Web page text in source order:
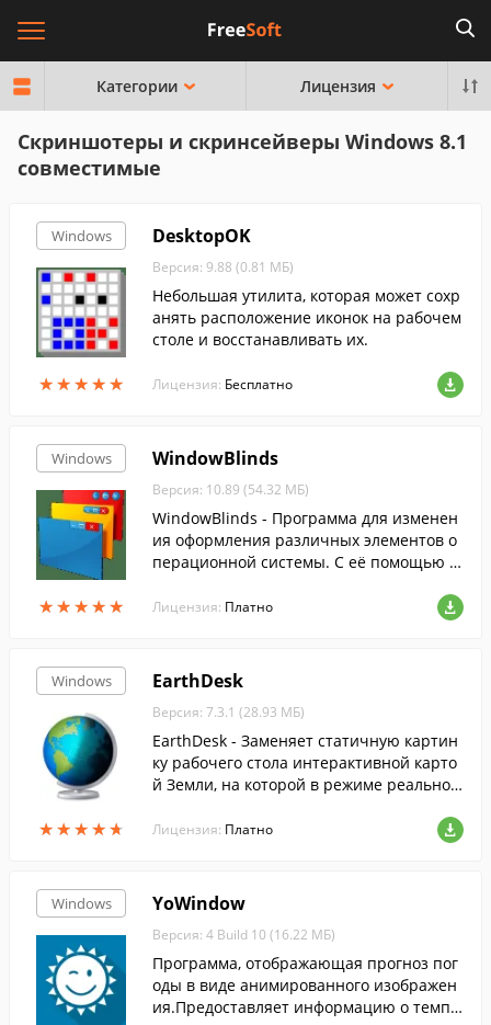
Категории Лицензия
Скриншотеры и скринсейверы Windows 8.1
совместимые
Windows
★★★★★
★★★★★
DesktopOK
Версия: 9.88 (0.81 МБ)
Небольшая утилита, которая может сохр
анять расположение иконок на рабочем
столе и восстанавливать их.
Лицензия: Бесплатно
Windows
★★★★★
★★★★★
WindowBlinds
Версия: 10.89 (54.32 МБ)
WindowBlinds - Программа для изменен
ия оформления различных элементов о
перационной системы. С её помощью м
роить тему оформления и многое друго
Лицензия: Платно
Windows
★★★★★
★★★★★
EarthDesk
Версия: 7.3.1 (28.93 МБ)
EarthDesk - Заменяет статичную картин
ку рабочего стола интерактивной карто
й Земли, на которой в режиме реальног
вечения крупных городов.
Лицензия: Платно
Windows YoWindow
Версия: 4 Build 10 (16.22 МБ)
Программа, отображающая прогноз пог
оды в виде анимированного изображен
ия.Предоставляет информацию о темпе